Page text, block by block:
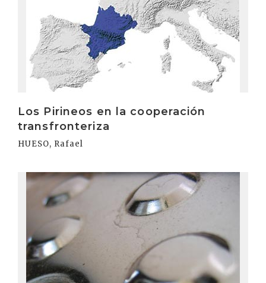
Los Pirineos en la cooperación
transfronteriza
HUESO, Rafael
Irakurri